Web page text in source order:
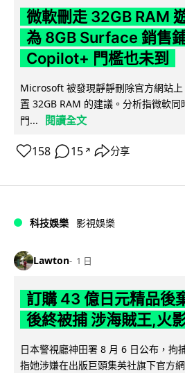
微軟刪走 32GB RAM
為 8GB Surface 銷售
Copilot+ 門檻也未到
Microsoft 被發現靜靜刪除官方網站
置 32GB RAM 的建議。分析指微軟同
門...
閱讀全文
158 15 ↗ 分享
科技娛樂 影視娛樂
Lawton 1 日
訂購 43 億日元精品後
後終被捕 涉海賊王,火
日本警視廳神田署 8 月 6 日公布，拘
指她涉嫌在出版巨頭集英社旗下官方